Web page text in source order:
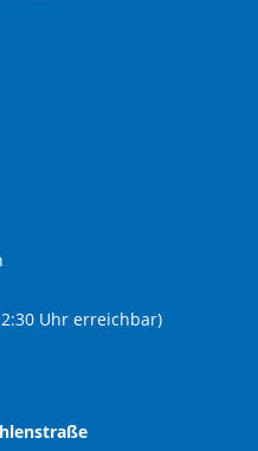
Uhr erreichbar)